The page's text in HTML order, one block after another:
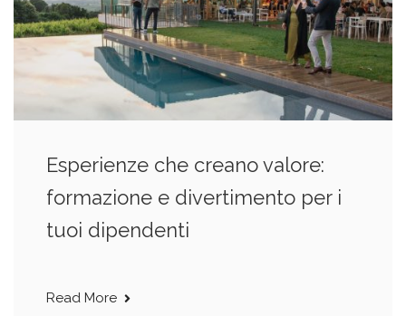
Esperienze che creano valore:
formazione e divertimento per i
tuoi dipendenti
Read More